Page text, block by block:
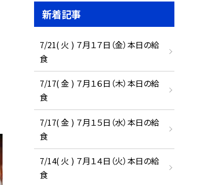
新着記事
7/21( 火 ) ７月１７日（金）本日の給
食
7/17( 金 ) ７月１６日（木）本日の給
食
7/17( 金 ) ７月１５日（水）本日の給
食
7/14( 火 ) ７月１４日（火）本日の給
食